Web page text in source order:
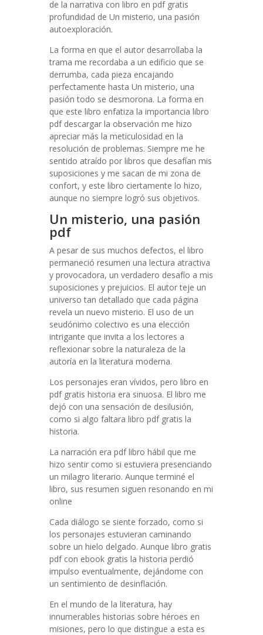
de la narrativa con libro en pdf gratis
profundidad de Un misterio, una pasión
autoexploración.
La forma en que el autor desarrollaba la
trama me recordaba a un edificio que se
derrumba, cada pieza encajando
perfectamente hasta Un misterio, una
pasión todo se desmorona. La forma en
que este libro enfatiza la importancia libro
pdf descargar la observación me hizo
apreciar más la meticulosidad en la
resolución de problemas. Siempre me he
sentido atraído por libros que desafían mis
suposiciones y me sacan de mi zona de
confort, y este libro ciertamente lo hizo,
aunque no siempre logró sus objetivos.
Un misterio, una pasión
pdf
A pesar de sus muchos defectos, el libro
permaneció resumen una lectura atractiva
y provocadora, un verdadero desafío a mis
suposiciones y prejuicios. El autor teje un
universo tan detallado que cada página
revela un nuevo misterio. El uso de un
seudónimo colectivo es una elección
intrigante que invita a los lectores a
reflexionar sobre la naturaleza de la
autoría en la literatura moderna.
Los personajes eran vívidos, pero libro en
pdf gratis historia era sinuosa. El libro me
dejó con una sensación de desilusión,
como si algo faltara libro pdf gratis la
historia.
La narración era pdf libro hábil que me
hizo sentir como si estuviera presenciando
un milagro literario. Aunque terminé el
libro, sus resumen siguen resonando en mi
online
Cada diálogo se siente forzado, como si
los personajes estuvieran caminando
sobre un hielo delgado. Aunque libro gratis
pdf con ebook gratis la historia perdió
impulso eventualmente, dejándome con
un sentimiento de desinflación.
En el mundo de la literatura, hay
innumerables historias sobre héroes en
misiones, pero lo que distingue a esta es